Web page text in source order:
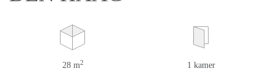
28 m2 1 kamer